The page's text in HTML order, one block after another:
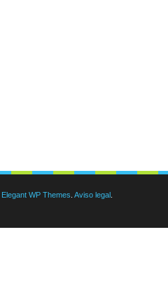
Elegant WP Themes Aviso legal